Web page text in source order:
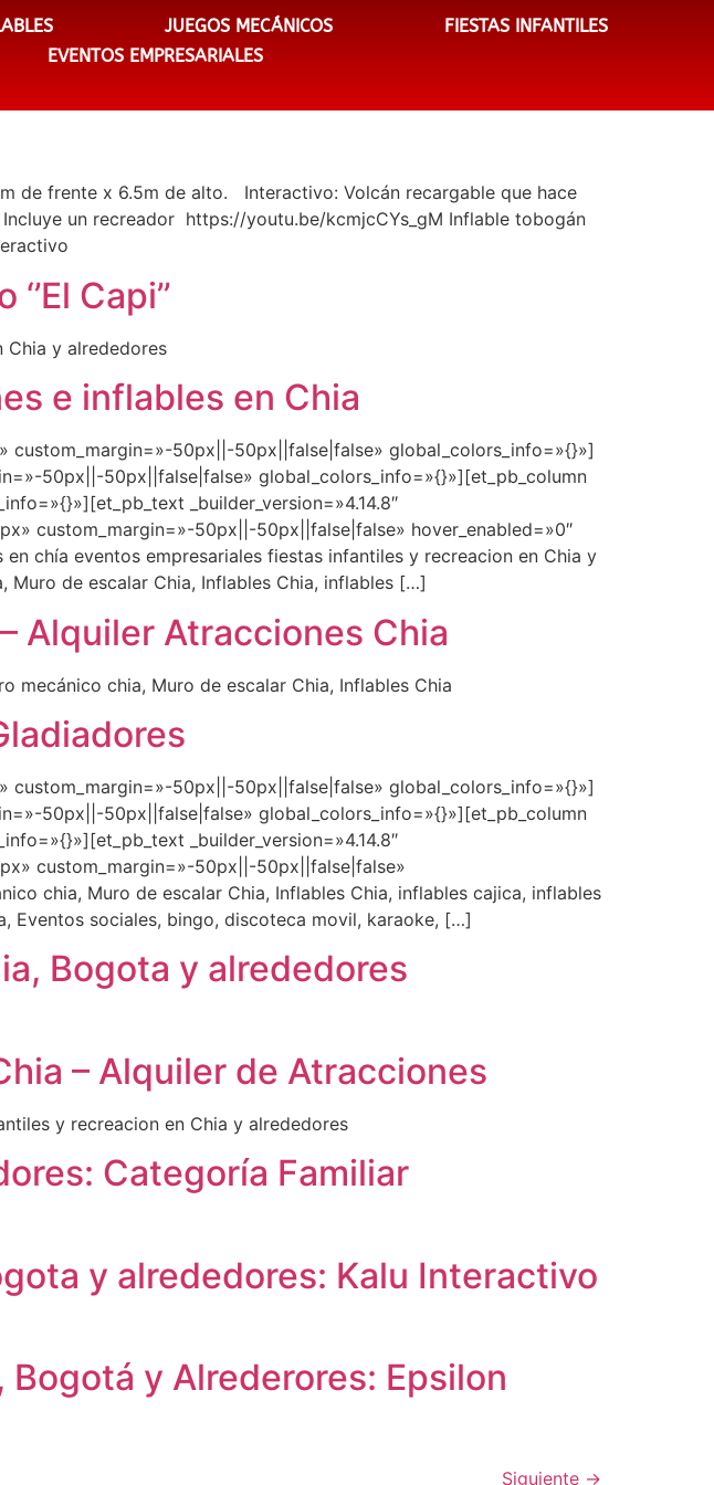
JUEGOS MECÁNICOS
FIESTAS INFANTILES
EVENTOS EMPRESARIALES
de frente x 6.5m de alto. Interactivo: Volcán recargable que hace
un recreador https://youtu.be/kcmjcCYs_gM Inflable tobogán
Capi’’
Chia y alrededores
e inflables en Chia
custom_margin=»-50px||-50px||false|false» global_colors_info=»{}»]
50px||-50px||false|false» global_colors_info=»{}»][et_pb_column
_builder_version=»4.14.8″
custom_margin=»-50px||-50px||false|false» hover_enabled=»0″
chía eventos empresariales fiestas infantiles y recreacion en Chia y
Muro de escalar Chia, Inflables Chia, inflables […]
Alquiler Atracciones Chia
mecánico chia, Muro de escalar Chia, Inflables Chia
custom_margin=»-50px||-50px||false|false» global_colors_info=»{}»]
50px||-50px||false|false» global_colors_info=»{}»][et_pb_column
_builder_version=»4.14.8″
custom_margin=»-50px||-50px||false|false»
chia, Muro de escalar Chia, Inflables Chia, inflables cajica, inflables
Eventos sociales, bingo, discoteca movil, karaoke, […]
Bogota y alrededores
– Alquiler de Atracciones
y recreacion en Chia y alrededores
Categoría Familiar
y alrededores: Kalu Interactivo
y Alrederores: Epsilon
Siguiente →